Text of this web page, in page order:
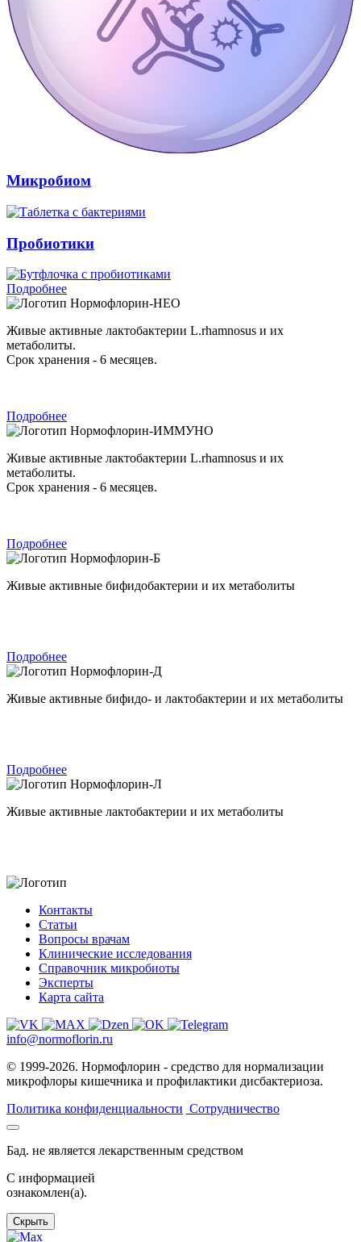
Микробиом
Пробиотики
Подробнее
Нормофлорин-НЕО
Живые активные лактобактерии L.rhamnosus и их
метаболиты.
Срок хранения - 6 месяцев.
Подробнее
Нормофлорин-ИММУНО
Живые активные лактобактерии L.rhamnosus и их
метаболиты.
Срок хранения - 6 месяцев.
Подробнее
Нормофлорин-Б
Живые активные бифидобактерии и их метаболиты
Подробнее
Нормофлорин-Д
Живые активные бифидо- и лактобактерии и их метаболиты
Подробнее
Нормофлорин-Л
Живые активные лактобактерии и их метаболиты
Контакты
Статьи
Вопросы врачам
Клинические исследования
Справочник микробиоты
Эксперты
Карта сайта
info@normoflorin.ru
© 1999-2026. Нормофлорин - средство для нормализации
микрофлоры кишечника и профилактики дисбактериоза.
Политика конфиденциальности Сотрудничество
Бад. не является лекарственным средством
C информацией
ознакомлен(а).
Скрыть